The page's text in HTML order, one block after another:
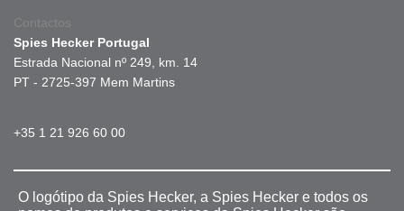
Contactos
Spies Hecker Portugal
Estrada Nacional nº 249, km. 14
PT - 2725-397 Mem Martins
+35 1 21 926 60 00
O logótipo da Spies Hecker, a Spies Hecker e todos os